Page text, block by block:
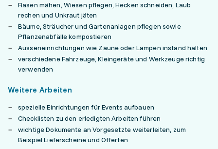
Rasen mähen, Wiesen pflegen, Hecken schneiden, Laub
rechen und Unkraut jäten
Bäume, Sträucher und Gartenanlagen pflegen sowie
Pflanzenabfälle kompostieren
Ausseneinrichtungen wie Zäune oder Lampen instand halten
verschiedene Fahrzeuge, Kleingeräte und Werkzeuge richtig
verwenden
Weitere Arbeiten
spezielle Einrichtungen für Events aufbauen
Checklisten zu den erledigten Arbeiten führen
wichtige Dokumente an Vorgesetzte weiterleiten, zum
Beispiel Lieferscheine und Offerten